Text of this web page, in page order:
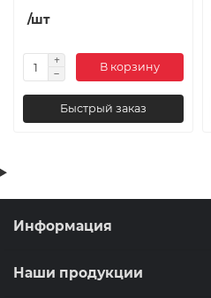
/шт
В корзину
Быстрый заказ
Информация
Наши продукции